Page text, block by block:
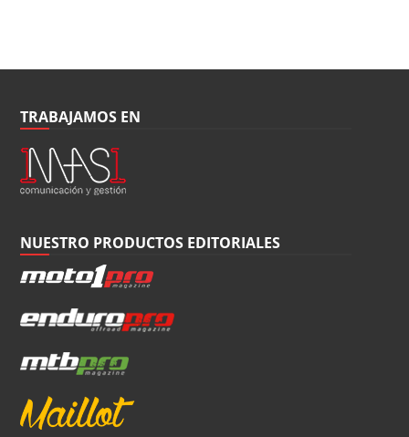
TRABAJAMOS EN
NUESTRO PRODUCTOS EDITORIALES